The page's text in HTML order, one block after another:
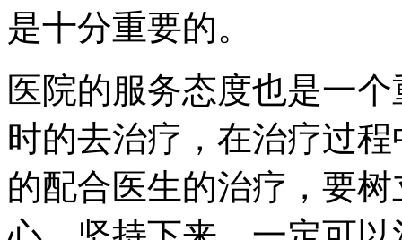
是十分重要的。
医院的服务态度也是一
时的去治疗，在治疗过
的配合医生的治疗，要